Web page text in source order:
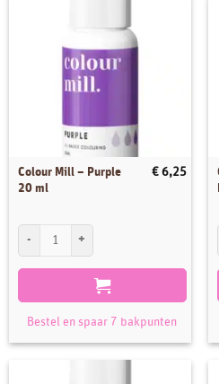
Colour Mill – Purple
20 ml
€6,25
Bestel en spaar 7 bakpunten